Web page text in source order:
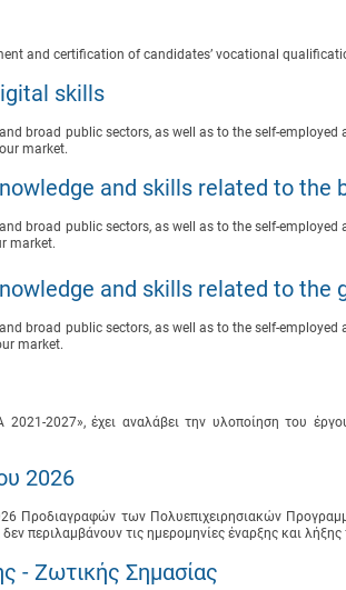
and certification of candidates’ vocational
skills
broad public sectors, as well as to the self-employed
market.
and skills related to the
broad public sectors, as well as to the self-employed
market.
and skills related to the
broad public sectors, as well as to the self-employed
market.
2027», έχει αναλάβει την υλοποίηση του
2026
Προδιαγραφών των Πολυεπιχειρησιακών
περιλαμβάνουν τις ημερομηνίες έναρξης και
- Ζωτικής Σημασίας